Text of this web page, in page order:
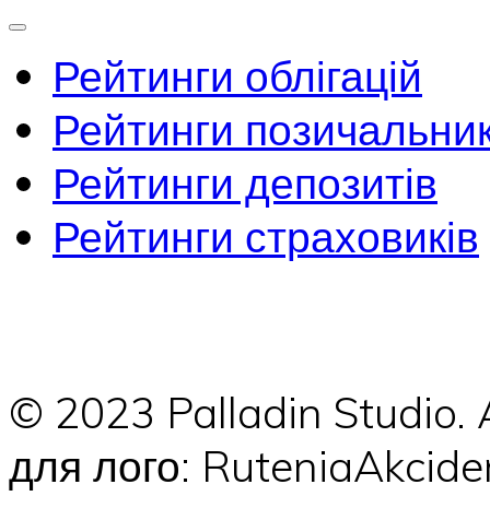
Рейтинги облігацій
Рейтинги
Рейтинги депозитів
Рейтинги страховиків
© 2023 Palladin
для лого: